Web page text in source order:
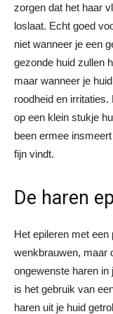
zorgen dat het haar
loslaat. Echt goed
niet wanneer je een
gezonde huid zullen
maar wanneer je
roodheid en
op een klein stukje
been ermee
fijn vindt.
De haren
Het epileren met
wenkbrauwen, maar
ongewenste haren
is het gebruik van
haren uit je huid